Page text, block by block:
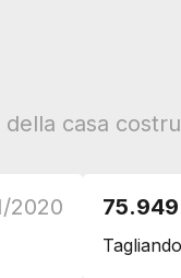
casa
2020